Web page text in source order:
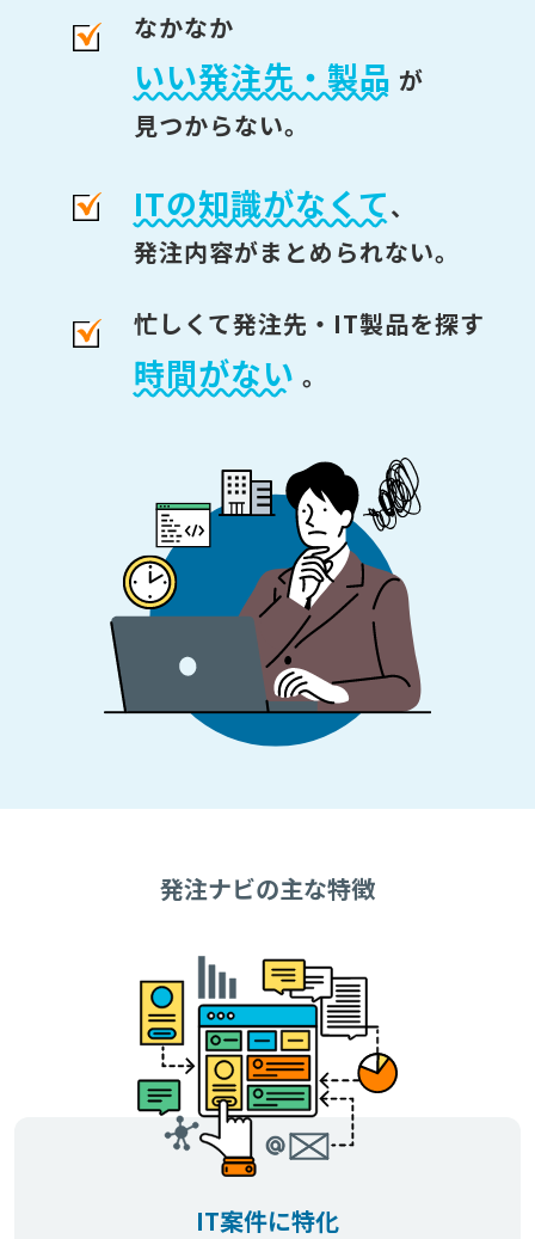
なかなか
いい発注先・製品 が
見つからない。
ITの知識がなくて、
発注内容がまとめられない。
忙しくて発注先・IT製品を探す
時間がない 。
発注ナビの主な特徴
IT案件に特化